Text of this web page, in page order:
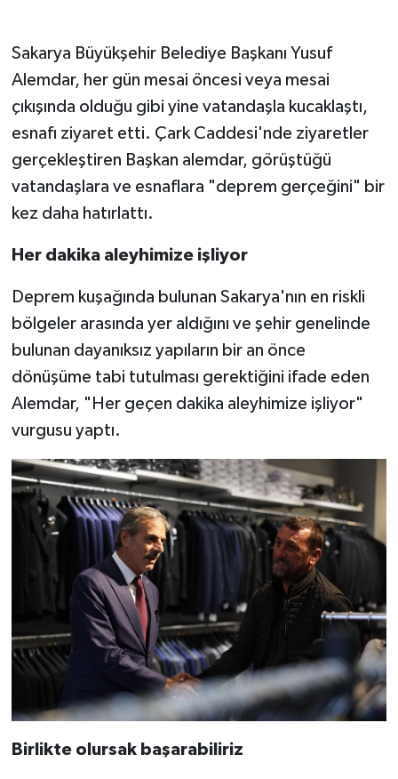
Sakarya Büyükşehir Belediye Başkanı Yusuf
Alemdar, her gün mesai öncesi veya mesai
çıkışında olduğu gibi yine vatandaşla kucaklaştı,
esnafı ziyaret etti. Çark Caddesi'nde ziyaretler
gerçekleştiren Başkan alemdar, görüştüğü
vatandaşlara ve esnaflara "deprem gerçeğini" bir
kez daha hatırlattı.
Her dakika aleyhimize işliyor
Deprem kuşağında bulunan Sakarya'nın en riskli
bölgeler arasında yer aldığını ve şehir genelinde
bulunan dayanıksız yapıların bir an önce
dönüşüme tabi tutulması gerektiğini ifade eden
Alemdar, "Her geçen dakika aleyhimize işliyor"
vurgusu yaptı.
Birlikte olursak başarabiliriz